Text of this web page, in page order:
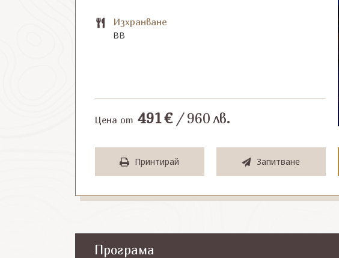
Изхранване
BB
Цена от 491€/960 лв.
Принтирай Запитване
Програма